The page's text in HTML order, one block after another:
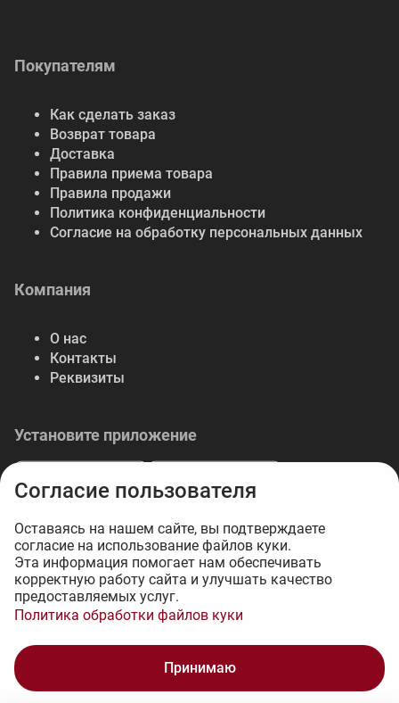
1 506 ₽
В корзину
Покупателям
Как сделать заказ
Возврат товара
Доставка
Правила приема товара
Правила продажи
Политика конфиденциальности
Согласие на обработку персональных данных
Компания
О нас
Контакты
Реквизиты
Установите приложение
© 2026 Либерте — весь спектр отделочных
материалов.
Интернет-магазин на 1С-Битрикс - 34web
Согласие пользователя
Оставаясь на нашем сайте, вы подтверждаете
согласие на использование файлов куки.
Эта информация помогает нам обеспечивать
корректную работу сайта и улучшать качество
предоставляемых услуг.
Политика обработки файлов куки
Принимаю